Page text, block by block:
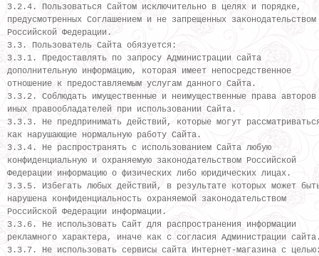
3.2.4. Пользоваться Сайтом исключительно в целях и порядке,
предусмотренных Соглашением и не запрещенных законодательством
Российской Федерации.
3.3. Пользователь Сайта обязуется:
3.3.1. Предоставлять по запросу Администрации сайта
дополнительную информацию, которая имеет непосредственное
отношение к предоставляемым услугам данного Сайта.
3.3.2. Соблюдать имущественные и неимущественные права
иных правообладателей при использовании Сайта.
3.3.3. Не предпринимать действий, которые могут
как нарушающие нормальную работу Сайта.
3.3.4. Не распространять с использованием Сайта любую
конфиденциальную и охраняемую законодательством Российской
Федерации информацию о физических либо юридических лицах.
3.3.5. Избегать любых действий, в результате которых может
нарушена конфиденциальность охраняемой законодательством
Российской Федерации информации.
3.3.6. Не использовать Сайт для распространения информации
рекламного характера, иначе как с согласия Администрации
3.3.7. Не использовать сервисы сайта Интернет-магазина с